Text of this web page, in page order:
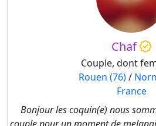
Chaf
Couple, dont
Rouen (76)/
France
Bonjour les coquin(e) nous